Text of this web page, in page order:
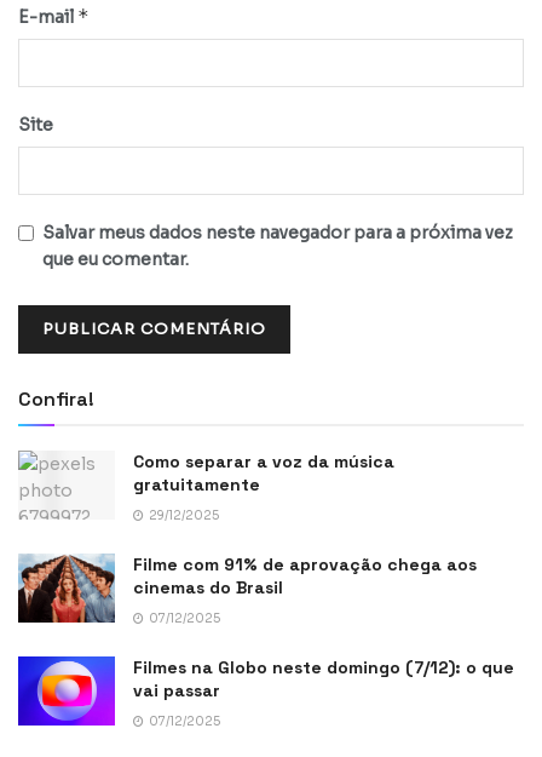
E-mail *
Site
Salvar meus dados neste navegador para a próxima vez
que eu comentar.
Confira!
Como separar a voz da música
gratuitamente
29/12/2025
Filme com 91% de aprovação chega aos
cinemas do Brasil
07/12/2025
Filmes na Globo neste domingo (7/12): o que
vai passar
07/12/2025